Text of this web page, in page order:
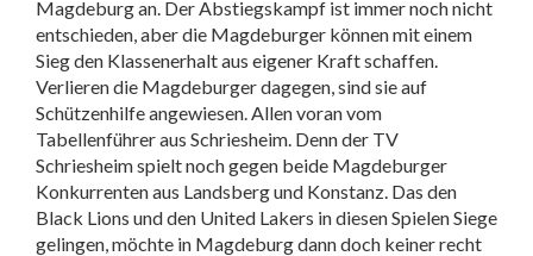
Magdeburg an. Der Abstiegskampf ist immer noch nicht
entschieden, aber die Magdeburger können mit einem
Sieg den Klassenerhalt aus eigener Kraft schaffen.
Verlieren die Magdeburger dagegen, sind sie auf
Schützenhilfe angewiesen. Allen voran vom
Tabellenführer aus Schriesheim. Denn der TV
Schriesheim spielt noch gegen beide Magdeburger
Konkurrenten aus Landsberg und Konstanz. Das den
Black Lions und den United Lakers in diesen Spielen Siege
gelingen, möchte in Magdeburg dann doch keiner recht